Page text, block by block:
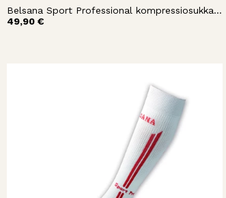
Belsana Sport Professional kompressiosukka nilkka
49,90 €